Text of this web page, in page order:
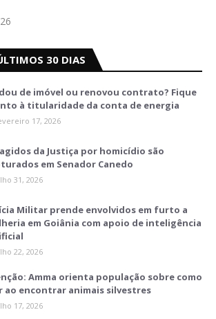
30 DIAS
de imóvel ou renovou contrato? Fique
à titularidade da conta de energia
17, 2026
da Justiça por homicídio são
em Senador Canedo
31, 2026
Militar prende envolvidos em furto a
em Goiânia com apoio de inteligência
22, 2026
Amma orienta população sobre como
ao encontrar animais silvestres
17, 2026